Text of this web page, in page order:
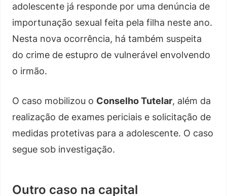
adolescente já responde por uma denúncia de
importunação sexual feita pela filha neste ano.
Nesta nova ocorrência, há também suspeita
do crime de estupro de vulnerável envolvendo
o irmão.
O caso mobilizou o Conselho Tutelar, além da
realização de exames periciais e solicitação de
medidas protetivas para a adolescente. O caso
segue sob investigação.
Outro caso na capital